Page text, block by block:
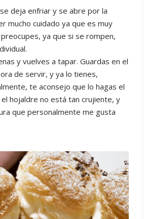
deja enfriar y se abre por la
mucho cuidado ya que es muy
ya que si se rompen,
y vuelves a tapar. Guardas en el
de servir, y ya lo tienes,
te aconsejo que lo hagas el
hojaldre no está tan crujiente, y
que personalmente me gusta